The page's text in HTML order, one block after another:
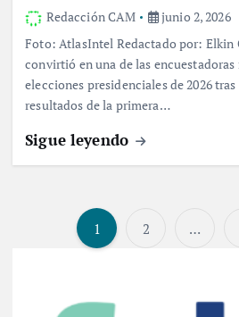
Redacción CAM
junio 2, 2026
Foto: AtlasIntel Redactado por: Elkin
convirtió en una de las encuestadoras
elecciones presidenciales de 2026 tras
resultados de la primera…
Sigue leyendo
P
a
1 2 …